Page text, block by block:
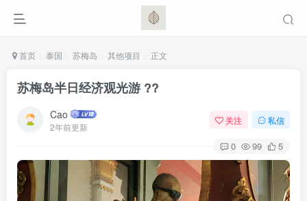
首页 泰国 苏梅岛 其他项目 正文
苏梅岛半日经济观光游 ??
Cao
2年前更新
关注 私信
0 99 5